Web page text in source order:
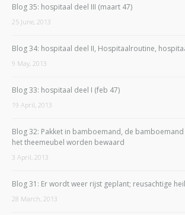
Blog 35: hospitaal deel III (maart 47)
25 June, 2013
Blog 34: hospitaal deel II, Hospitaalroutine,
9 May, 2013
Blog 33: hospitaal deel I (feb 47)
19 April, 2013
Blog 32: Pakket in bamboemand, de
het theemeubel worden bewaard
3 April, 2013
Blog 31: Er wordt weer rijst geplant; reusachtige
28 March, 2013